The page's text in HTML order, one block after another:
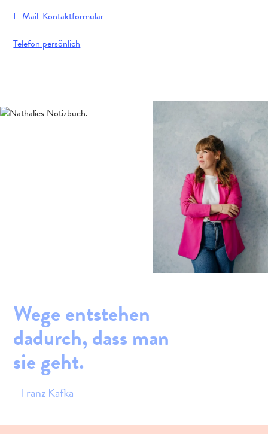
E-Mail-Kontaktformular
Telefon persönlich
Wege entstehen
dadurch, dass man
sie geht.
- Franz Kafka